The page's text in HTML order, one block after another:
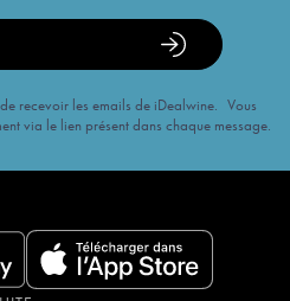
recevoir les emails de iDealwine. Vous
via le lien présent dans chaque message.